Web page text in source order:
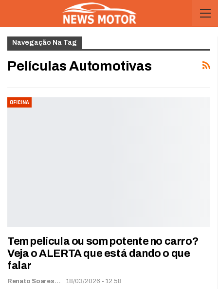
Navegação Na Tag
Películas Automotivas
OFICINA
Tem película ou som potente no carro?
Veja o ALERTA que está dando o que
falar
Renato Soares 18/03/2026 - 12:58